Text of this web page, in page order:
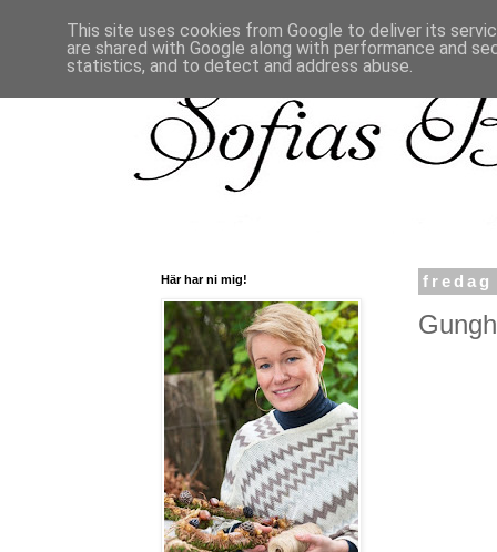
fredag
Här har ni mig!
This site uses cookies from Google to deliver its
are shared with Google along with performance and
statistics, and to detect and address abuse.